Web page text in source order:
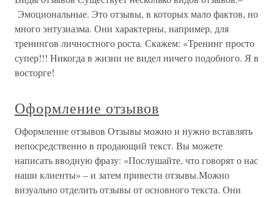
Эмоциональные. Это отзывы, в которых мало фактов, но
много энтузиазма. Они характерны, например, для
тренингов личностного роста. Скажем: «Тренинг просто
супер!!! Никогда в жизни не видел ничего подобного. Я в
восторге!
Оформление отзывов
Оформление отзывов Отзывы можно и нужно вставлять
непосредственно в продающий текст. Вы можете
написать вводную фразу: «Послушайте, что говорят о нас
наши клиенты» – и затем привести отзывы.Можно
визуально отделить отзывы от основного текста. Они